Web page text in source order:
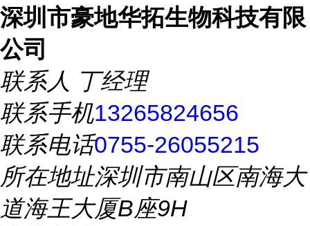
深圳市豪地华拓生物科技有限
公司
联系人 丁经理
联系手机13265824656
联系电话0755-26055215
所在地址深圳市南山区南海大
道海王大厦B座9H